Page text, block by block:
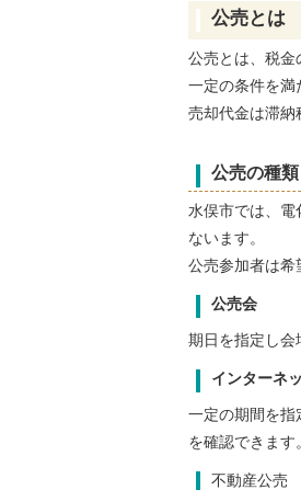
公売とは
公売とは、税金
一定の条件を満
売却代金は滞納
公売の種類
水俣市では、電
ないます。
公売参加者は希
公売会
期日を指定し会
インターネ
一定の期間を指
を確認できます
不動産公売